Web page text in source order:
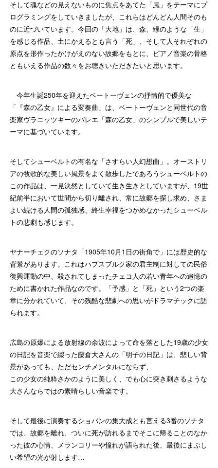
そして魂などの見えないものに焦点をあてた「風」をテーマにプ
ログラミングをしていきましたが、これらはどんどん人間そのも
のに近づいています。今回の「大地」は、森、緑のような「生」
を感じる作品、土にかえるとも言う「死」、そして人それぞれの
原点を形作ったかけがえのない故郷をもとに、ピアノ音楽の骨格
ともいえる作品の数々をお聴きいただきたいと思います。
今年生誕250年を迎えたベートーヴェンの抒情的で優美な
「『森の乙女』による変奏曲」は、ベートーヴェンと同世代の音
楽家ヴラニッツキーのバレエ「森の乙女」のシンプルで美しいテ
ーマに基づいています。
そしてシューベルトの有名な「さすらい人幻想曲」。オーストリ
アの牧歌的な美しい風景をよく散歩したであろうシューベルトの
この作品は、一見決然としていて生き生きとしていますが、19世
紀前半において世間から切り離され、常に故郷を探し求め、さま
よい続ける人間の孤独感、終生幸福をつかめなかったシューベル
トの悲劇も感じます。
ヤナーチェクのソナタ「1905年10月1日の街角で」には歴史的な
背景があります。これはハプスブルク家の君主制に対しての民俗
復興運動の中、殺されてしまったチェコ人の若い青年への追憶の
ために書かれた作品なのです。「予感」と「死」という2つの楽
章に分かれていて、その残酷な悲劇への思いがドラマチックに語
られます。
広島の原爆による放射線の余波によって命を落とした19歳の少女
の日記を音楽で綴った藤倉大さんの「明子の日記」は、悲しい背
景があっても、ただセンチメンタルにならず、
この少女の純粋さかのように美しく、でも心に突き刺さるような
大さんならではの素晴らしい音楽です。
そして最後に演奏するショパンの集大成とも言える3番のソナタ
では、故郷を離れ、ついに死が訪れるまでそこに帰ることのなか
った彼の心情、メランコリーや憧れが語られた後、最後にまぶし
い希望の光が射します…